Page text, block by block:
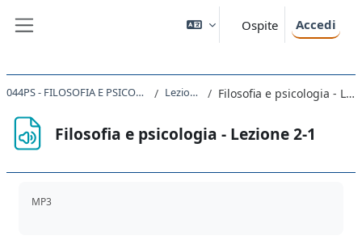
Ospite Accedi
044PS - FILOSOFIA E PSICOLOGIA 2019 Lezioni 1-5 Filosofia e psicologia - Lezione 2-1
Filosofia e psicologia - Lezione 2-1
MP3